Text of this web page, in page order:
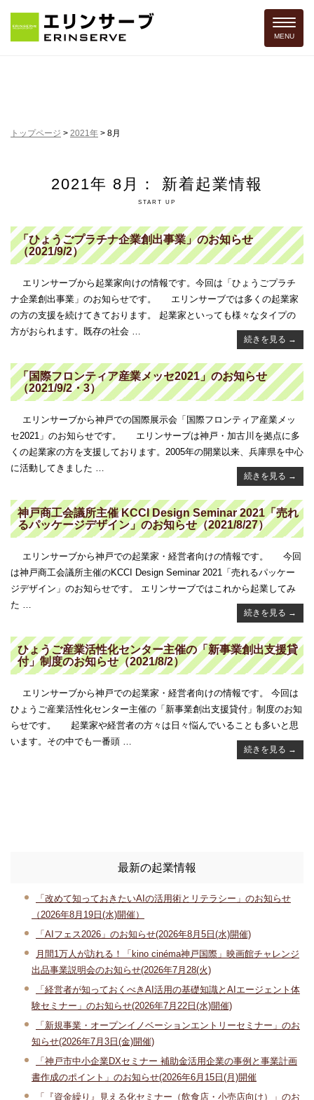
Toggle
MENU
トップページ > 2021年 > 8月
2021年 8月： 新着起業情報
START UP
「ひょうごプラチナ企業創出事業」のお知らせ
（2021/9/2）
エリンサーブから起業家向けの情報です。今回は「ひょうごプラチ
ナ企業創出事業」のお知らせです。 エリンサーブでは多くの起業家
の方の支援を続けてきております。 起業家といっても様々なタイプの
方がおられます。既存の社会 …
続きを見る →
「国際フロンティア産業メッセ2021」のお知らせ
（2021/9/2・3）
エリンサーブから神戸での国際展示会「国際フロンティア産業メッ
セ2021」のお知らせです。 エリンサーブは神戸・加古川を拠点に多
くの起業家の方を支援しております。2005年の開業以来、兵庫県を中心
に活動してきました …
続きを見る →
神戸商工会議所主催 KCCI Design Seminar 2021「売れ
るパッケージデザイン」のお知らせ（2021/8/27）
エリンサーブから神戸での起業家・経営者向けの情報です。 今回
は神戸商工会議所主催のKCCI Design Seminar 2021「売れるパッケー
ジデザイン」のお知らせです。 エリンサーブではこれから起業してみ
た …
続きを見る →
ひょうご産業活性化センター主催の「新事業創出支援貸
付」制度のお知らせ（2021/8/2）
エリンサーブから神戸での起業家・経営者向けの情報です。 今回は
ひょうご産業活性化センター主催の「新事業創出支援貸付」制度のお知
らせです。 起業家や経営者の方々は日々悩んでいることも多いと思
います。その中でも一番頭 …
続きを見る →
最新の起業情報
「改めて知っておきたいAIの活用術とリテラシー」のお知らせ
（2026年8月19日(水)開催）
「AIフェス2026」のお知らせ(2026年8月5日(水)開催)
月間1万人が訪れる！「kino cinéma神戸国際」映画館チャレンジ
出品事業説明会のお知らせ(2026年7月28(火)
「経営者が知っておくべきAI活用の基礎知識とAIエージェント体
験セミナー」のお知らせ(2026年7月22日(水)開催)
「新規事業・オープンイノベーションエントリーセミナー」のお
知らせ(2026年7月3日(金)開催)
「神戸市中小企業DXセミナー 補助金活用企業の事例と事業計画
書作成のポイント」のお知らせ(2026年6月15日(月)開催
「『資金繰り』見える化セミナー（飲食店・小売店向け）」のお